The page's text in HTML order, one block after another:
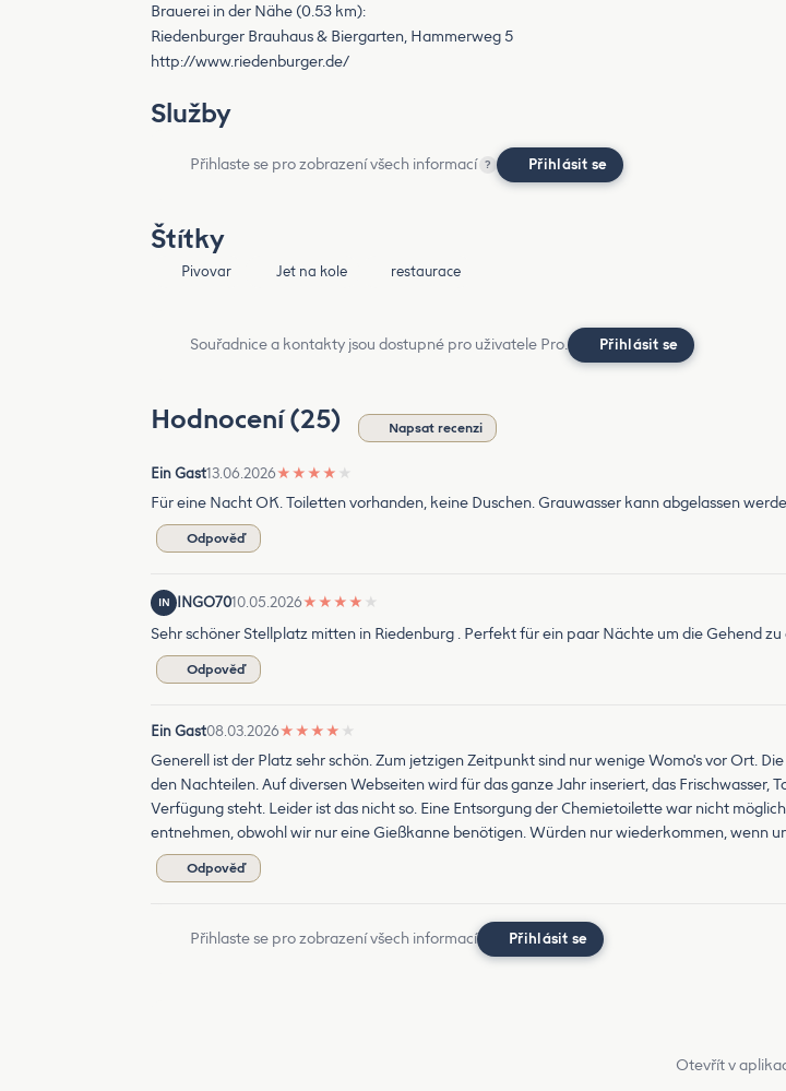
Brauerei in der Nähe (0.53 km):
Riedenburger Brauhaus & Biergarten, Hammerweg 5
http://www.riedenburger.de/
Služby
Přihlaste se pro zobrazení všech informací ? Přihlásit se
Štítky
Pivovar Jet na kole restaurace
Souřadnice a kontakty jsou dostupné pro uživatele Pro. Přihlásit se
Hodnocení (25) Napsat recenzi
Ein Gast13.06.2026★ ★ ★ ★ ★
Für eine Nacht OK. Toiletten vorhanden, keine Duschen. Grauwasser kann abgelassen
Odpověď
IN INGO7010.05.2026★ ★ ★ ★ ★
Sehr schöner Stellplatz mitten in Riedenburg . Perfekt für ein paar Nächte um die Gehend
Odpověď
Ein Gast08.03.2026★ ★ ★ ★ ★
Generell ist der Platz sehr schön. Zum jetzigen Zeitpunkt sind nur wenige Womo's vor Ort.
den Nachteilen. Auf diversen Webseiten wird für das ganze Jahr inseriert, das
Verfügung steht. Leider ist das nicht so. Eine Entsorgung der Chemietoilette war nicht
entnehmen, obwohl wir nur eine Gießkanne benötigen. Würden nur wiederkommen, wenn
Odpověď
Přihlaste se pro zobrazení všech informací Přihlásit se
Otevřít v